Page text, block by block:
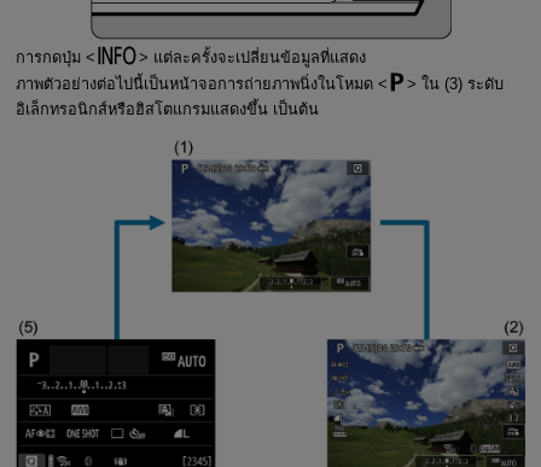
การกดปุ่ม
แต่ละครั้งจะเปลี่ยนข้อมูลที่แสดง
ภาพตัวอย่างต่อไปนี้เป็นหน้าจอการถ่ายภาพนิ่งในโหมด
ใน (3) ระดับ
อิเล็กทรอนิกส์หรือฮิสโตแกรมแสดงขึ้น เป็นต้น